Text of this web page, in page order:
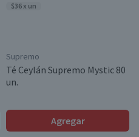
$36 x un
Supremo
Té Ceylán Supremo Mystic 80
un.
Agregar